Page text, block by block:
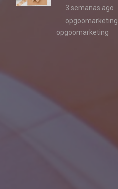
3 semanas ago
opgoomarketing
opgoomarketing